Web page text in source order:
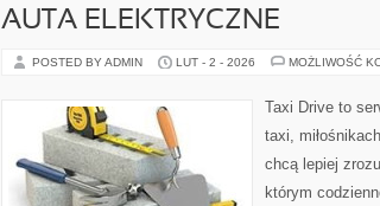
AUTA ELEKTRYCZNE
POSTED BY ADMIN LUT - 2 - 2026 MOŻLIWOŚĆ
Taxi Drive to
taxi,
chcą lepiej
którym